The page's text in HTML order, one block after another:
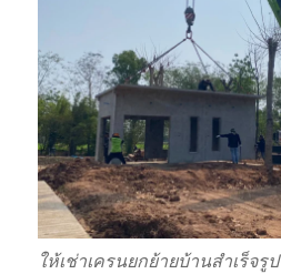
ให้เช่าเครนยกย้ายบ้านสำเร็จรูป